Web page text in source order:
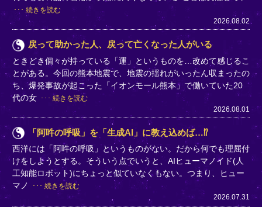
続きを読む
2026.08.02
戻って助かった人、戻って亡くなった人がいる
ときどき個々が持っている「運」というものを…改めて感じるこ
とがある。今回の熊本地震で、地震の揺れがいったん収まったの
ち、爆発事故が起こった「イオンモール熊本」で働いていた20
代の女
続きを読む
2026.08.01
「阿吽の呼吸」を「生成AI」に教え込めば…⁉
西洋には「阿吽の呼吸」というものがない。だから何でも理屈付
けをしようとする。そういう点でいうと、AIヒューマノイド(人
工知能ロボット)にちょっと似ていなくもない。つまり、ヒュー
マノ
続きを読む
2026.07.31